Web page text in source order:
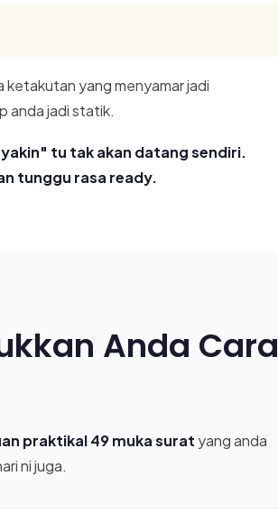
ketakutan yang menyamar jadi
anda jadi statik.
tu tak akan datang sendiri.
tunggu rasa ready.
Anda Cara
praktikal 49 muka surat yang anda
ni juga.